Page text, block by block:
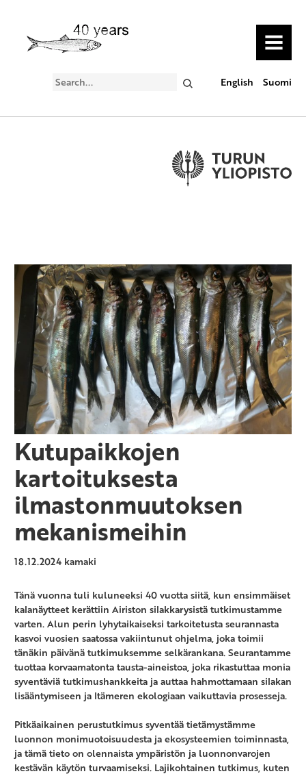
MENU
Search English Suomi
Kutupaikkojen
kartoituksesta
ilmastonmuutoksen
mekanismeihin
18.12.2024 kamaki
Tänä vuonna tuli kuluneeksi 40 vuotta siitä, kun ensimmäiset
kalanäytteet kerättiin Airiston silakkarysistä tutkimustamme
varten. Alun perin lyhytaikaiseksi tarkoitetusta seurannasta
kasvoi vuosien saatossa vakiintunut ohjelma, joka toimii
tänäkin päivänä tutkimuksemme selkärankana. Seurantamme
tuottaa korvaamatonta tausta-aineistoa, joka rikastuttaa monia
syventäviä tutkimushankkeita ja auttaa hahmottamaan silakan
lisääntymiseen ja Itämeren ekologiaan vaikuttavia prosesseja.
Pitkäaikainen perustutkimus syventää tietämystämme
luonnon monimuotoisuudesta ja ekosysteemien toiminnasta,
ja tämä tieto on olennaista ympäristön ja luonnonvarojen
kestävän käytön turvaamiseksi. Lajikohtainen tutkimus, kuten